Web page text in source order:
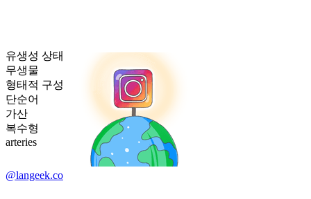
유생성 상태
무생물
형태적 구성
단순어
가산
복수형
arteries
@langeek.co